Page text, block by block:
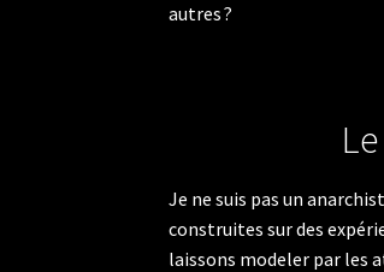
autres ?
Je ne suis pas un
construites sur des
laissons modeler par les